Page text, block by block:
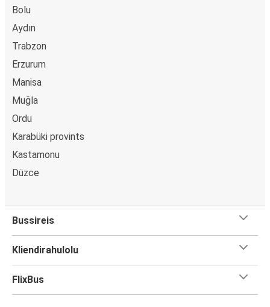
Bolu
Aydın
Trabzon
Erzurum
Manisa
Muğla
Ordu
Karabüki provints
Kastamonu
Düzce
Bussireis
Kliendirahulolu
FlixBus